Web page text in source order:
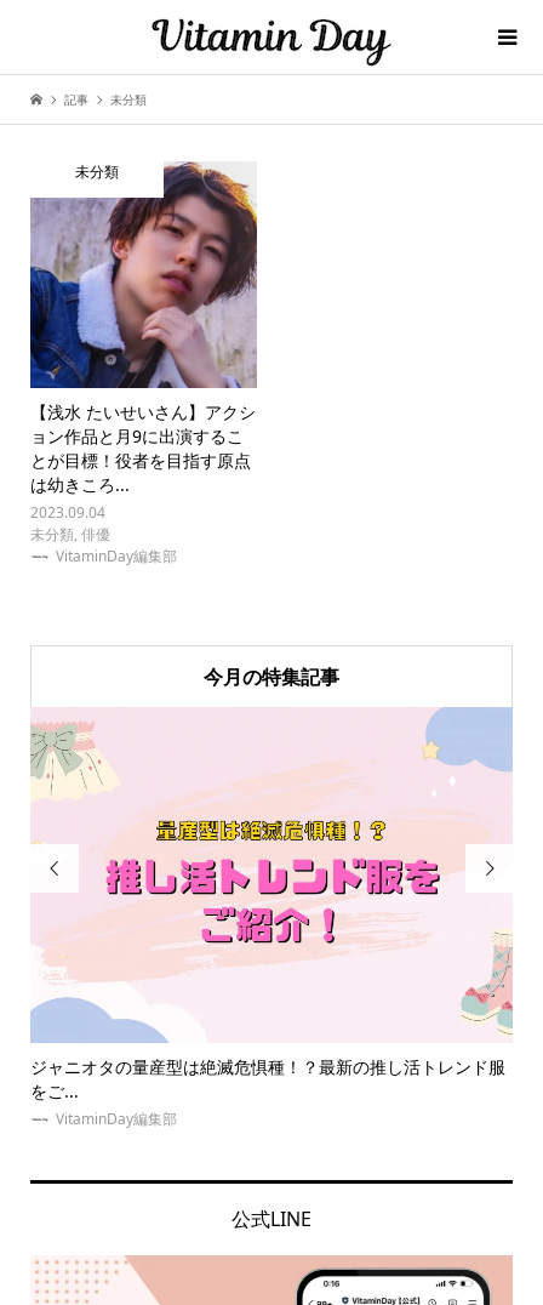
記事 未分類
未分類
【浅水 たいせいさん】アクシ
ョン作品と月9に出演するこ
とが目標！役者を目指す原点
は幼きころ...
2023.09.04
未分類, 俳優
VitaminDay編集部
今月の特集記事

ジャニオタの量産型は絶滅危惧種！？最新の推し活トレンド服
をご...
VitaminDay編集部

公式LINE